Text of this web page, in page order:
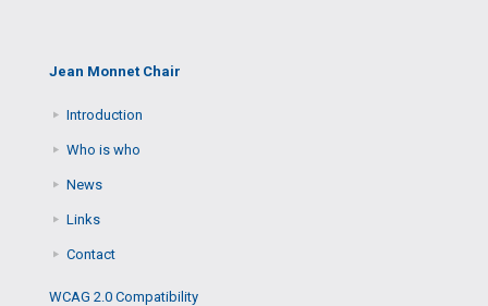
Jean Monnet Chair
Introduction
Who is who
News
Links
Contact
WCAG 2.0 Compatibility